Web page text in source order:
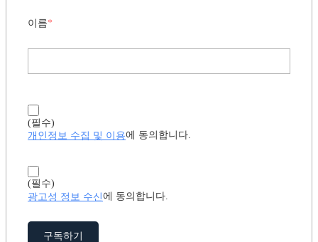
이름*
(필수)
개인정보 수집 및 이용에 동의합니다.
(필수)
광고성 정보 수신에 동의합니다.
구독하기